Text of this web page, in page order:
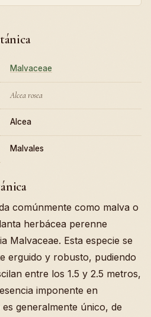
Malvaceae
Alcea rosea
Alcea
Malvales
comúnmente como malva o
herbácea perenne
Malvaceae. Esta especie se
erguido y robusto, pudiendo
entre los 1.5 y 2.5 metros,
imponente en
generalmente único, de